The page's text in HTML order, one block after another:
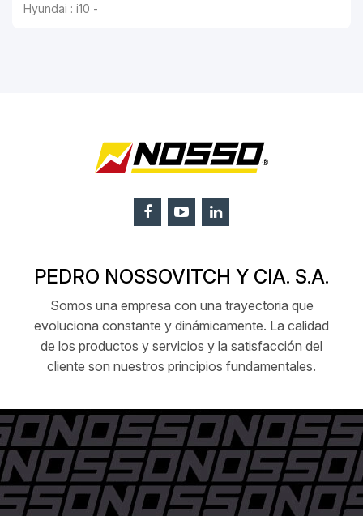
Hyundai : i10 -
PEDRO NOSSOVITCH Y CIA. S.A.
Somos una empresa con una trayectoria que
evoluciona constante y dinámicamente. La calidad
de los productos y servicios y la satisfacción del
cliente son nuestros principios fundamentales.